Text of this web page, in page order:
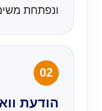
ונפתחת
02
הודעת